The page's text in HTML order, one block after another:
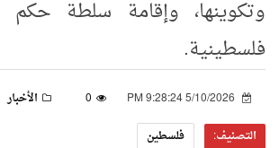
وتكوينها، وإقامة سلطة حكم
فلسطينية.
0
الأخبار
التصنيف:
فلسطين